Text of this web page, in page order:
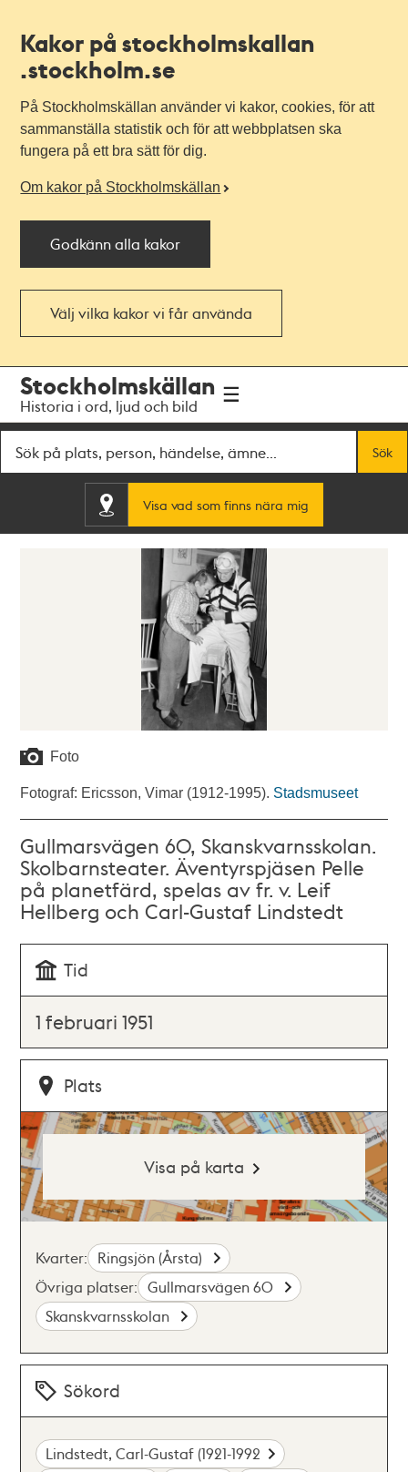
Kakor på stockholmskallan
.stockholm.se
På Stockholmskällan använder vi kakor, cookies, för att
sammanställa statistik och för att webbplatsen ska
fungera på ett bra sätt för dig.
Om kakor på Stockholmskällan
Godkänn alla kakor
Välj vilka kakor vi får använda
navigationen
huvudinnehållet
Stockholmskällan
Historia i ord, ljud och bild
Sök
Visa vad som finns nära mig
Foto
Fotograf: Ericsson, Vimar (1912-1995). Stadsmuseet
Gullmarsvägen 60, Skanskvarnsskolan.
Skolbarnsteater. Äventyrspjäsen Pelle
på planetfärd, spelas av fr. v. Leif
Hellberg och Carl-Gustaf Lindstedt
Tid
1 februari 1951
Plats
Visa på karta
Kvarter: Ringsjön (Årsta)
Övriga platser: Gullmarsvägen 60
Skanskvarnsskolan
Sökord
Lindstedt, Carl-Gustaf (1921-1992